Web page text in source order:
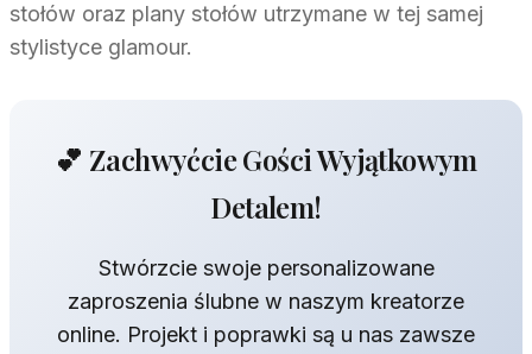
stołów oraz plany stołów utrzymane w tej samej
stylistyce glamour.
💕 Zachwyćcie Gości Wyjątkowym
Detalem!
Stwórzcie swoje personalizowane
zaproszenia ślubne w naszym kreatorze
online. Projekt i poprawki są u nas zawsze